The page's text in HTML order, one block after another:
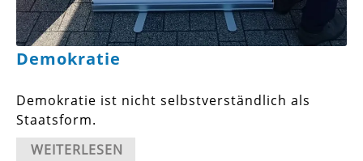
Demokratie
Demokratie ist nicht selbstverständlich als
Staatsform.
WEITERLESEN